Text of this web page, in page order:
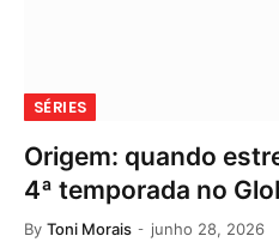
SÉRIES
Origem: quando
4ª temporada no
By Toni Morais junho 28, 2026